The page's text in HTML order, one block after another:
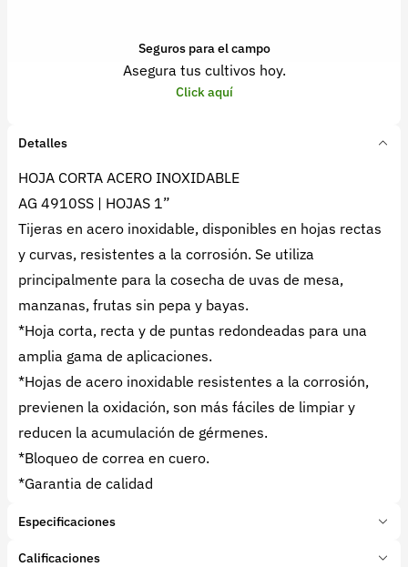
Seguros para el campo
Asegura tus cultivos hoy.
Click aquí
Detalles
HOJA CORTA ACERO INOXIDABLE
AG 4910SS | HOJAS 1”
Tijeras en acero inoxidable, disponibles en hojas rectas
y curvas, resistentes a la corrosión. Se utiliza
principalmente para la cosecha de uvas de mesa,
manzanas, frutas sin pepa y bayas.
*Hoja corta, recta y de puntas redondeadas para una
amplia gama de aplicaciones.
*Hojas de acero inoxidable resistentes a la corrosión,
previenen la oxidación, son más fáciles de limpiar y
reducen la acumulación de gérmenes.
*Bloqueo de correa en cuero.
*Garantia de calidad
Especificaciones
Marca:
CORONA
Calificaciones